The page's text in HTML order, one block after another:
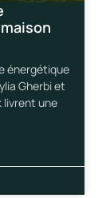
énergétique
Gherbi et
livrent une